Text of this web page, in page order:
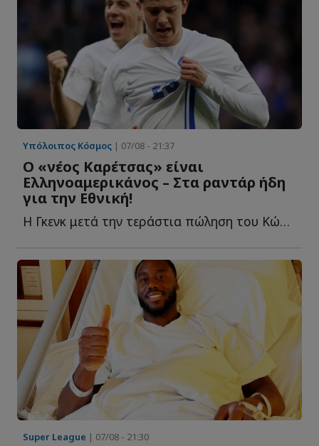
Υπόλοιπος Κόσμος | 07/08 - 21:37
O «νέος Καρέτσας» είναι
Ελληνοαμερικάνος – Στα ραντάρ ήδη
για την Εθνική!
Η Γκενκ μετά την τεράστια πώληση του Κώστα Καρέτσα σ...
Super League | 07/08 - 21:30